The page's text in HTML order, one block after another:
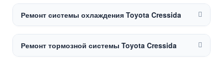
Ремонт системы охлаждения Toyota Cressida
Ремонт тормозной системы Toyota Cressida